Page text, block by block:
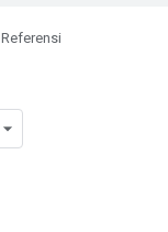
Referensi